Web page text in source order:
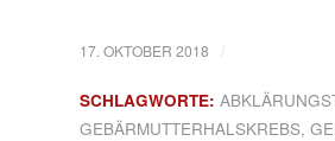
17. OKTOBER 2018 /
SCHLAGWORTE:
GEBÄRMUTTERHALSKREBS,